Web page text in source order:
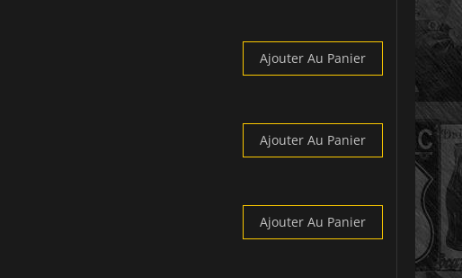
Ajouter Au Panier
Ajouter Au Panier
Ajouter Au Panier